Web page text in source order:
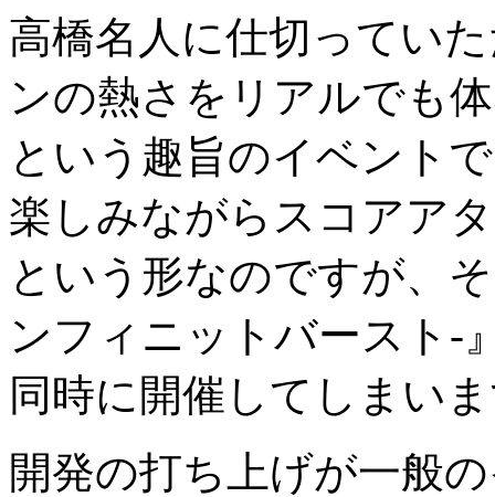
高橋名人に仕切ってい
ンの熱さをリアルでも
という趣旨のイベント
楽しみながらスコアア
という形なのですが、
ンフィニットバースト-
同時に開催してしまい
開発の打ち上げが一般